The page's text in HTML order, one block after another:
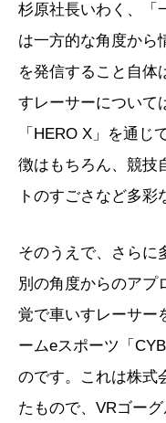
杉原社長いわく、「
は一方的な角度から
を発信すること自体
すレーサーについて
「HERO X」を通
徴はもちろん、競技
トのすごさなど多彩
そのうえで、さらに
別の角度からのアプ
覚で車いすレーサー
ームeスポーツ「
のです。これは株式
たもので、VRゴー